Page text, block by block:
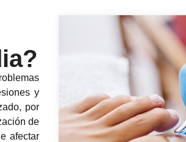
y
por
de
afectar